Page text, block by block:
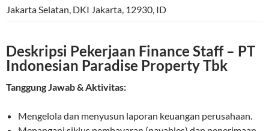
Jakarta Selatan, DKI Jakarta, 12930, ID
Deskripsi Pekerjaan Finance Staff – PT
Indonesian Paradise Property Tbk
Tanggung Jawab & Aktivitas:
Mengelola dan menyusun laporan keuangan perusahaan.